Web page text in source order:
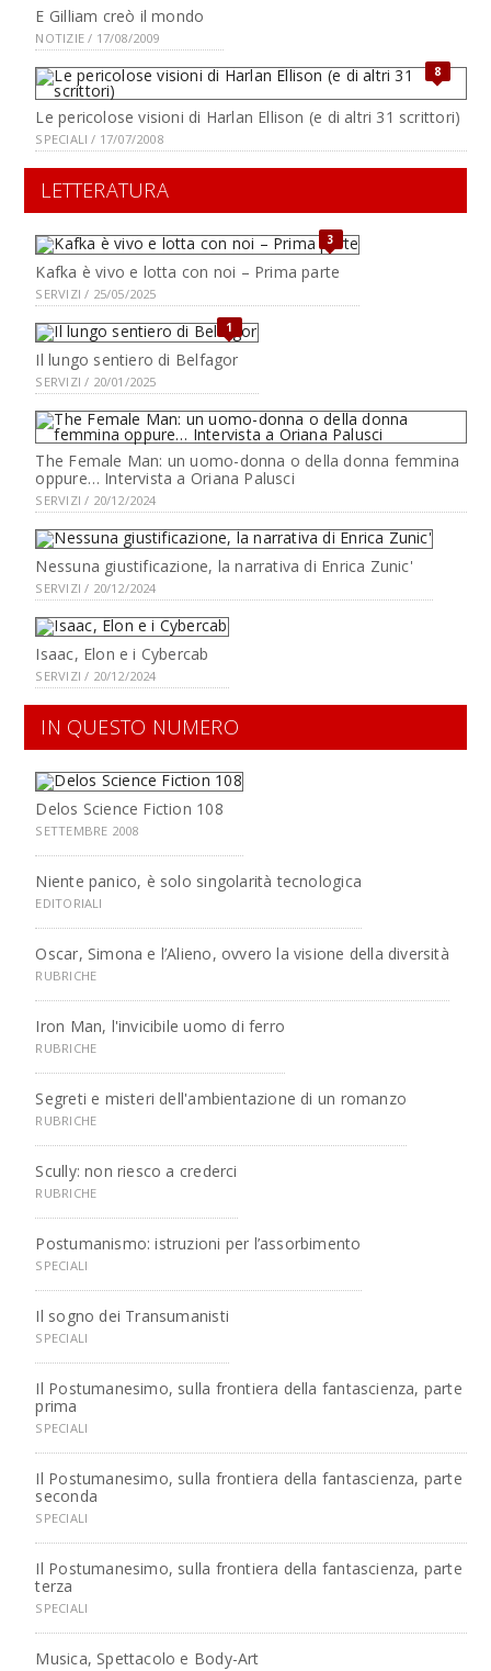
E Gilliam creò il mondo
NOTIZIE / 17/08/2009
8
Le pericolose visioni di Harlan Ellison (e di altri 31 scrittori)
SPECIALI / 17/07/2008
LETTERATURA
3
Kafka è vivo e lotta con noi – Prima parte
SERVIZI / 25/05/2025
1
Il lungo sentiero di Belfagor
SERVIZI / 20/01/2025
The Female Man: un uomo-donna o della donna femmina
oppure… Intervista a Oriana Palusci
SERVIZI / 20/12/2024
Nessuna giustificazione, la narrativa di Enrica Zunic'
SERVIZI / 20/12/2024
Isaac, Elon e i Cybercab
SERVIZI / 20/12/2024
IN QUESTO NUMERO
Delos Science Fiction 108
SETTEMBRE 2008
Niente panico, è solo singolarità tecnologica
EDITORIALI
Oscar, Simona e l’Alieno, ovvero la visione della diversità
RUBRICHE
Iron Man, l'invicibile uomo di ferro
RUBRICHE
Segreti e misteri dell'ambientazione di un romanzo
RUBRICHE
Scully: non riesco a crederci
RUBRICHE
Postumanismo: istruzioni per l’assorbimento
SPECIALI
Il sogno dei Transumanisti
SPECIALI
Il Postumanesimo, sulla frontiera della fantascienza, parte
prima
SPECIALI
Il Postumanesimo, sulla frontiera della fantascienza, parte
seconda
SPECIALI
Il Postumanesimo, sulla frontiera della fantascienza, parte
terza
SPECIALI
Musica, Spettacolo e Body-Art